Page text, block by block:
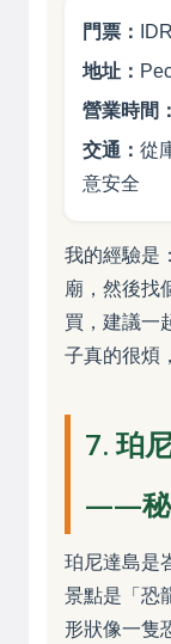
門票：
地址：
營業時間：
交通： 從
意安全
我的經驗是
廟，然後找
買，建議一
子真的很煩
7. 珀
——秘
珀尼達島是
景點是「恐
形狀像一隻